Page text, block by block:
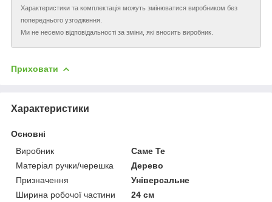
Характеристики та комплектація можуть змінюватися виробником без
попереднього узгодження.
Ми не несемо відповідальності за зміни, які вносить виробник.
Приховати
Характеристики
Основні
Виробник
Саме Те
Матеріал ручки/черешка
Дерево
Призначення
Універсальне
Ширина робочої частини
24 см